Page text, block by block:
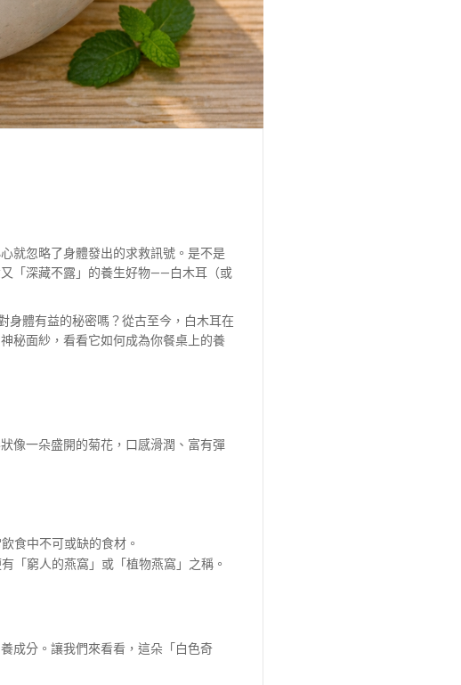
就忽略了身體發出的求救訊號。是不是
「深藏不露」的養生好物——白木耳（或
身體有益的秘密嗎？從古至今，白木耳在
秘面紗，看看它如何成為你餐桌上的養
像一朵盛開的菊花，口感滑潤、富有彈
食中不可或缺的食材。
「窮人的燕窩」或「植物燕窩」之稱。
成分。讓我們來看看，這朵「白色奇